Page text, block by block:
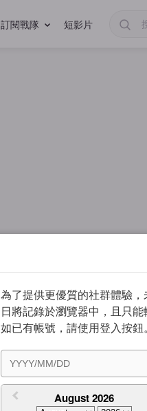
訂閱戰隊 短影片
為了提供更優質的社群體驗
日將記錄於瀏覽器中，且只
如已有帳號，請使用登入按鈕。
August 2026
我同意 服務條款與隱私權政策